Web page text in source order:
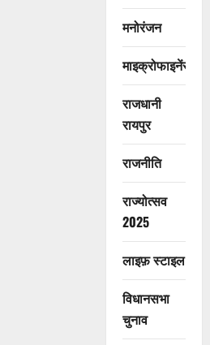
मनोरंजन
माइक्रोफाइनेंस
राजधानी
रायपुर
राजनीति
राज्योत्सव
2025
लाइफ़ स्टाइल
विधानसभा
चुनाव